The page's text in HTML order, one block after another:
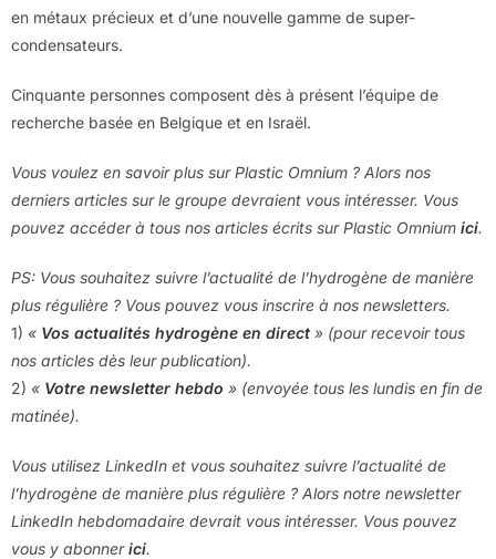
en métaux précieux et d’une nouvelle gamme de super-
condensateurs.
Cinquante personnes composent dès à présent l’équipe de
recherche basée en Belgique et en Israël.
Vous voulez en savoir plus sur Plastic Omnium ? Alors nos
derniers articles sur le groupe devraient vous intéresser. Vous
pouvez accéder à tous nos articles écrits sur Plastic Omnium ici.
PS: Vous souhaitez suivre l’actualité de l’hydrogène de manière
plus régulière ? Vous pouvez vous inscrire à nos newsletters.
1) « Vos actualités hydrogène en direct » (pour recevoir tous
nos articles dès leur publication).
2) « Votre newsletter hebdo » (envoyée tous les lundis en fin de
matinée).
Vous utilisez LinkedIn et vous souhaitez suivre l’actualité de
l’hydrogène de manière plus régulière ? Alors notre newsletter
LinkedIn hebdomadaire devrait vous intéresser. Vous pouvez
vous y abonnerici.